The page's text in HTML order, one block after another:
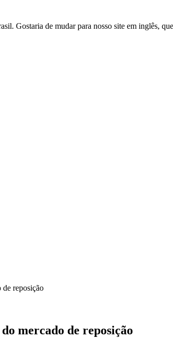
Gostaria de mudar para nosso site em inglês,
de reposição
mercado de reposição